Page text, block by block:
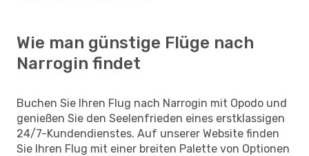
Wie man günstige Flüge nach
Narrogin findet
Buchen Sie Ihren Flug nach Narrogin mit Opodo und
genießen Sie den Seelenfrieden eines erstklassigen
24/7-Kundendienstes. Auf unserer Website finden
Sie Ihren Flug mit einer breiten Palette von Optionen